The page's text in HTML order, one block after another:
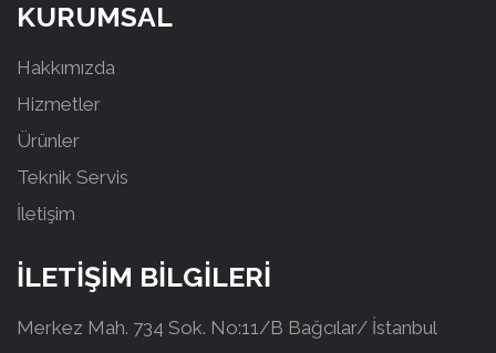
KURUMSAL
Hakkımızda
Hizmetler
Ürünler
Teknik Servis
İletişim
İLETİŞİM BİLGİLERİ
Merkez Mah. 734 Sok. No:11/B Bağcılar/ İstanbul